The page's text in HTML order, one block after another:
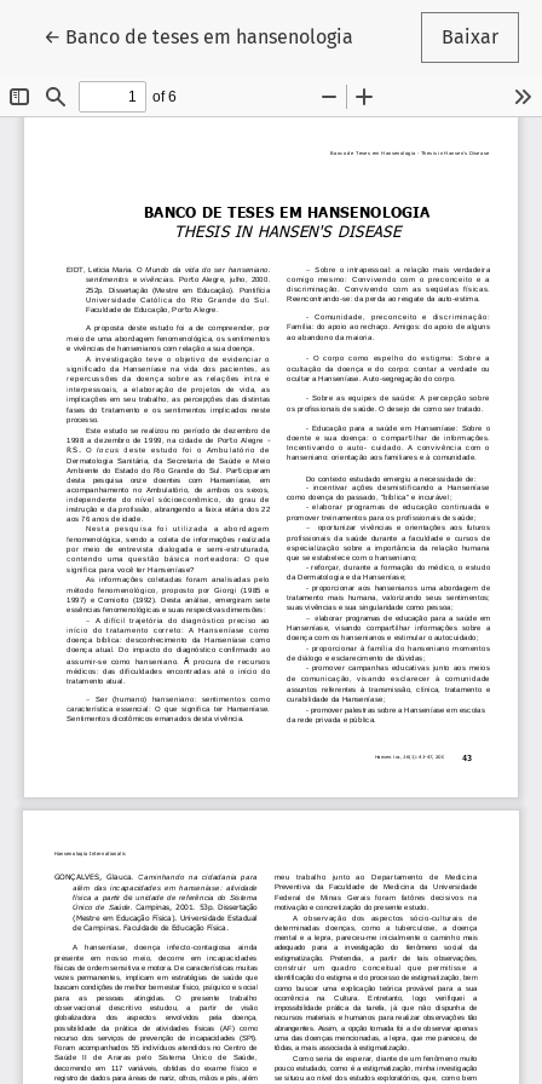
← Voltar aos Detalhes do Artigo
Banco de teses em hansenologia Baixar